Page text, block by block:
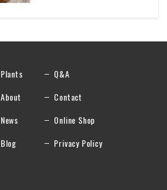
Plants
About
News
Blog
Q&A
Contact
Online Shop
Privacy Policy